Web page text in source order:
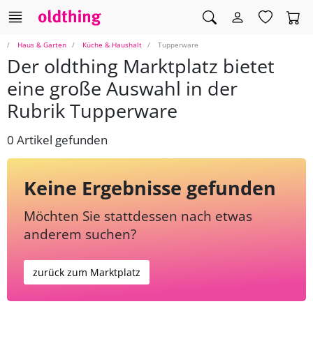
Haus & Garten Küche & Haushalt Tupperware
Der oldthing Marktplatz bietet
eine große Auswahl in der
Rubrik Tupperware
0 Artikel gefunden
Keine Ergebnisse gefunden
Möchten Sie stattdessen nach etwas
anderem suchen?
zurück zum Marktplatz